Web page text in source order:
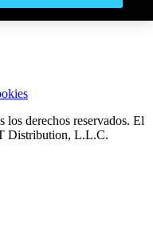
derechos reservados. El
Distribution, L.L.C.